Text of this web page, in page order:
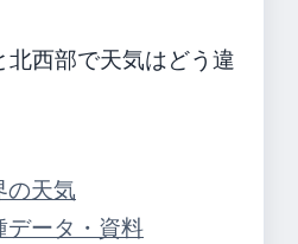
北西部で天気はどう違
の天気
ータ・資料